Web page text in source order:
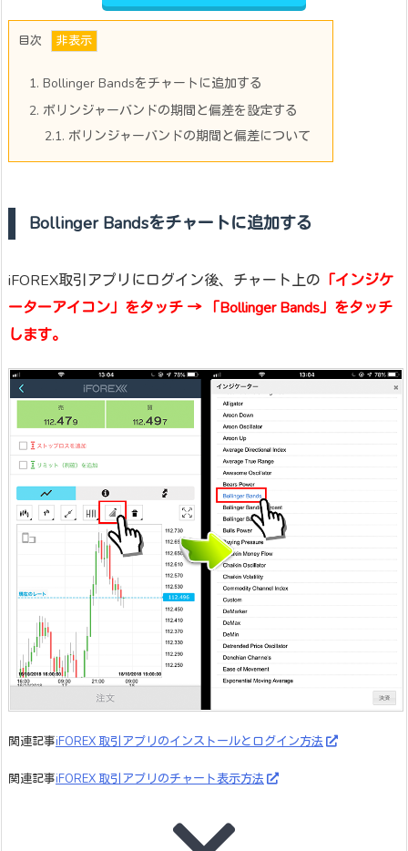
目次
1. Bollinger Bandsをチャートに追加する
2. ボリンジャーバンドの期間と偏差を設定する
2.1. ボリンジャーバンドの期間と偏差について
Bollinger Bandsをチャートに追加する
iFOREX取引アプリにログイン後、チャート上の 「インジケ
ーターアイコン」をタッチ → 「Bollinger Bands」をタッチ
します。
関連記事iFOREX 取引アプリのインストールとログイン方法
関連記事iFOREX 取引アプリのチャート表示方法